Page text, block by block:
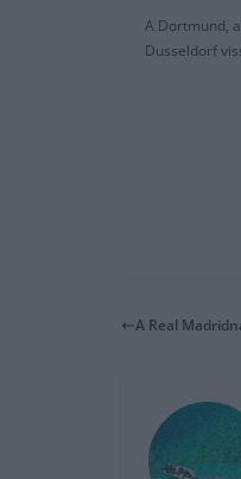
A Dortmund,
Dusseldorf
A Real